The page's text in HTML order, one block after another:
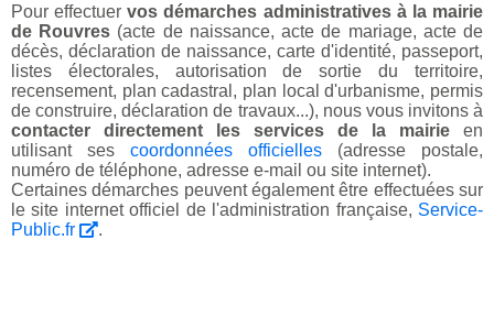
Pour effectuervos démarches administratives à la mairie
de Rouvres (acte de naissance, acte de mariage, acte de
décès, déclaration de naissance, carte d'identité, passeport,
listes électorales, autorisation de sortie du territoire,
recensement, plan cadastral, plan local d'urbanisme, permis
de construire, déclaration de travaux...), nous vous invitons à
contacter directement les services de la mairie en
utilisant ses coordonnées officielles (adresse postale,
numéro de téléphone, adresse e-mail ou site internet).
Certaines démarches peuvent également être effectuées sur
le site internet officiel de l'administration française, Service-
Public.fr
.